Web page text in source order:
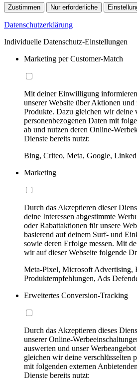
Zustimmen Nur erforderliche
Datenschutzerklärung
Individuelle Datenschutz-Einstellungen
Marketing per Customer-Match
Mit deiner Einwilligung
unserer Website über Aktionen
Produkte. Dazu gleichen wir deine
personenbezogenen Daten mit
ab und nutzen deren Online-
Dienste bereits nutzt:
Bing, Criteo, Meta, Google,
Marketing
Durch das Akzeptieren dieser
deine Interessen abgestimmte
oder Rabattaktionen für unsere
basierend auf deinem Surf- und
sowie deren Erfolge messen. Mit
wir auf dieser Webseite folgende
Meta-Pixel, Microsoft Advertising,
Produktempfehlungen, Ads
Erweitertes Conversion-Tracking
Durch das Akzeptieren dieses
unserer Online-
auswerten und unser
gleichen wir deine verschlüsselten
mit folgenden externen
Dienste bereits nutzt: